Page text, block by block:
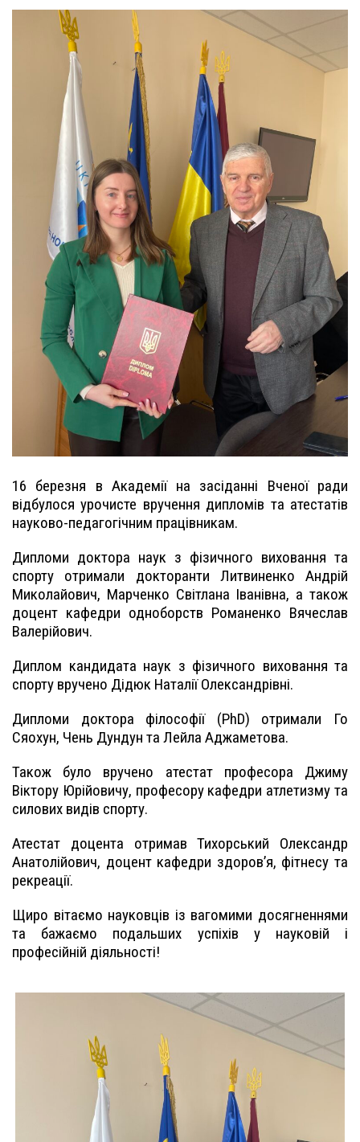
16 березня в Академії на засіданні Вченої ради
відбулося урочисте вручення дипломів та атестатів
науково-педагогічним працівникам.
Дипломи доктора наук з фізичного виховання та
спорту отримали докторанти Литвиненко Андрій
Миколайович, Марченко Світлана Іванівна, а також
доцент кафедри одноборств Романенко Вячеслав
Валерійович.
Диплом кандидата наук з фізичного виховання та
спорту вручено Дідюк Наталії Олександрівні.
Дипломи доктора філософії (PhD) отримали Го
Сяохун, Чень Дундун та Лейла Аджаметова.
Також було вручено атестат професора Джиму
Віктору Юрійовичу, професору кафедри атлетизму та
силових видів спорту.
Атестат доцента отримав Тихорський Олександр
Анатолійович, доцент кафедри здоров’я, фітнесу та
рекреації.
Щиро вітаємо науковців із вагомими досягненнями
та бажаємо подальших успіхів у науковій і
професійній діяльності!